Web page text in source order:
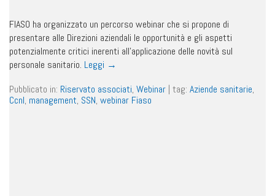
FIASO ha organizzato un percorso webinar che si propone di
presentare alle Direzioni aziendali le opportunità e gli aspetti
potenzialmente critici inerenti all’applicazione delle novità sul
personale sanitario. Leggi →
Pubblicato in: Riservato associati, Webinar | tag: Aziende sanitarie,
Ccnl, management, SSN, webinar Fiaso